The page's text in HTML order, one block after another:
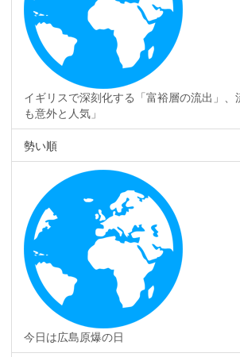
イギリスで深刻化する「富裕層の流出」、
も意外と人気」
勢い順
今日は広島原爆の日